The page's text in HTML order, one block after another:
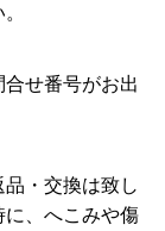
せ番号がお出
・交換は致し
、へこみや傷